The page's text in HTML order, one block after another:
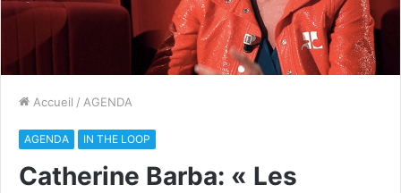
Accueil / AGENDA
AGENDA IN THE LOOP
Catherine Barba: « Les